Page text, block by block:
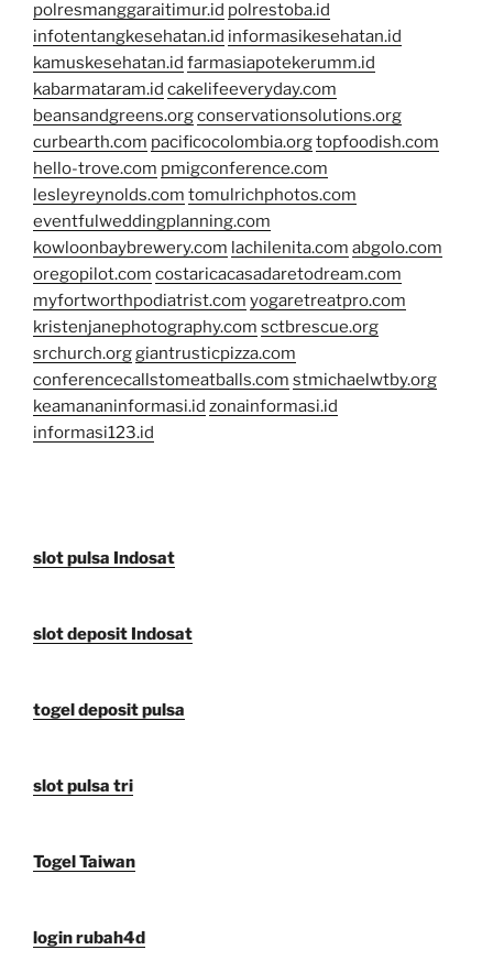
polresmanggaraitimur.id polrestoba.id
infotentangkesehatan.id informasikesehatan.id
kamuskesehatan.id farmasiapotekerumm.id
kabarmataram.id cakelifeeveryday.com
beansandgreens.orgconservationsolutions.org
curbearth.com pacificocolombia.orgtopfoodish.com
hello-trove.com pmigconference.com
lesleyreynolds.com tomulrichphotos.com
eventfulweddingplanning.com
kowloonbaybrewery.com lachilenita.com abgolo.com
oregopilot.com costaricacasadaretodream.com
myfortworthpodiatrist.com yogaretreatpro.com
kristenjanephotography.com sctbrescue.org
srchurch.orggiantrusticpizza.com
conferencecallstomeatballs.com stmichaelwtby.org
keamananinformasi.id zonainformasi.id
informasi123.id
slot pulsa Indosat
slot deposit Indosat
togel deposit pulsa
slot pulsa tri
Togel Taiwan
login rubah4d